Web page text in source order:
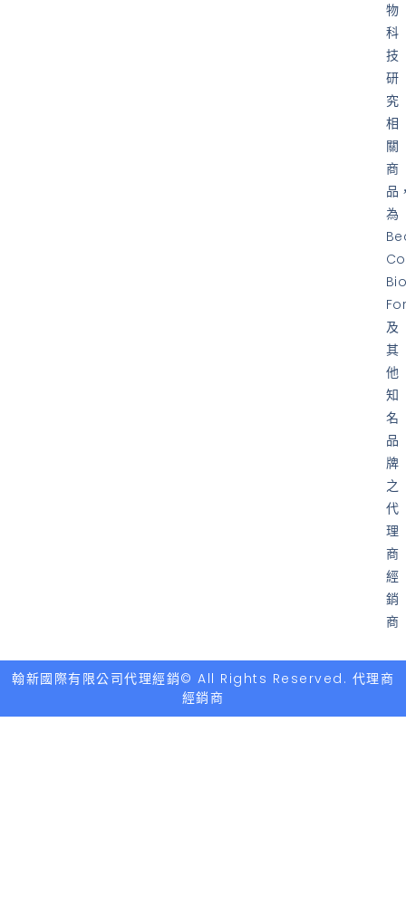
物
科
技
研
究
相
關
商
品
為
及
其
他
知
名
品
牌
之
代
理
商
經
銷
商
翰新國際有限公司代理經銷© All Rights Reserved. 代理商
經銷商